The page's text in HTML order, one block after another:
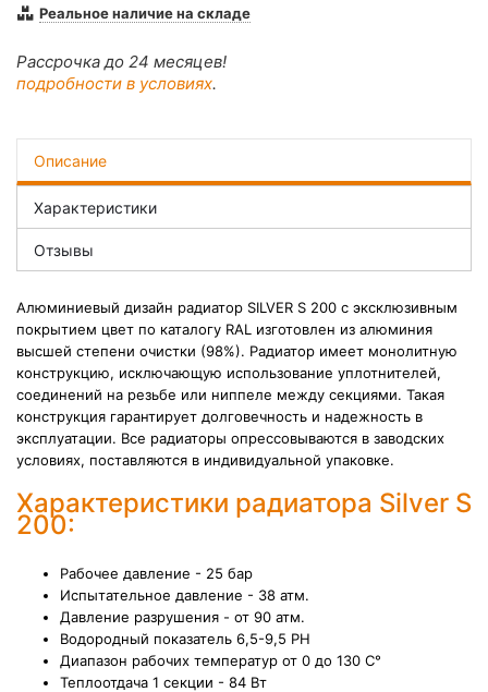
Реальное наличие на складе
Рассрочка до 24 месяцев!
подробности в условиях.
Описание
Характеристики
Отзывы
Алюминиевый дизайн радиатор SILVER S 200 с эксклюзивным
покрытием цвет по каталогу RAL изготовлен из алюминия
высшей степени очистки (98%). Радиатор имеет монолитную
конструкцию, исключающую использование уплотнителей,
соединений на резьбе или ниппеле между секциями. Такая
конструкция гарантирует долговечность и надежность в
эксплуатации. Все радиаторы опрессовываются в заводских
условиях, поставляются в индивидуальной упаковке.
Характеристики радиатора Silver S
200:
Рабочее давление - 25 бар
Испытательное давление - 38 атм.
Давление разрушения - от 90 атм.
Водородный показатель 6,5-9,5 PH
Диапазон рабочих температур от 0 до 130 С°
Теплоотдача 1 секции - 84 Вт